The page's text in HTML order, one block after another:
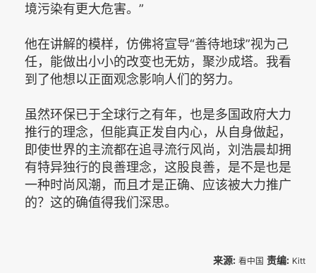
境污染有更大危害。”
他在讲解的模样，仿佛将宣导“善待地球”视为己
任，能做出小小的改变也无妨，聚沙成塔。我看
到了他想以正面观念影响人们的努力。
虽然环保已于全球行之有年，也是多国政府大力
推行的理念，但能真正发自内心，从自身做起，
即使世界的主流都在追寻流行风尚，刘浩晨却拥
有特异独行的良善理念，这股良善，是不是也是
一种时尚风潮，而且才是正确、应该被大力推广
的？这的确值得我们深思。
来源: 看中国 责编: Kitt